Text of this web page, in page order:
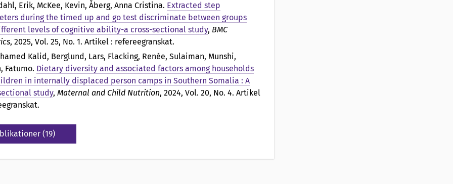
Erik, McKee, Kevin, Åberg, Anna Cristina. Extracted step
during the timed up and go test discriminate between groups
levels of cognitive ability-a cross-sectional study, BMC
, 2025, Vol. 25, No. 1. Artikel : refereegranskat.
Kalid, Berglund, Lars, Flacking, Renée, Sulaiman, Munshi,
Fatumo. Dietary diversity and associated factors among households
in internally displaced person camps in Southern Somalia : A
study, Maternal and Child Nutrition, 2024, Vol. 20, No. 4. Artikel
(19)